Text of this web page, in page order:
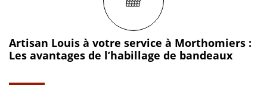
Artisan Louis à votre service à Morthomiers :
Les avantages de l’habillage de bandeaux